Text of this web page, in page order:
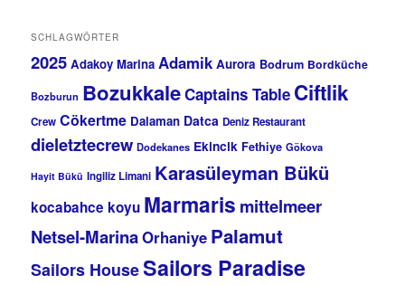
SCHLAGWÖRTER
2025 Adakoy Marina Adamik Aurora Bodrum Bordküche
Bozburun BozukkaleCaptains Table Ciftlik
Crew Cökertme Dalaman Datca Deniz Restaurant
dieletztecrew Dodekanes Ekincik Fethiye Gökova
Hayit Bükü Ingiliz Limani Karasüleyman Bükü
kocabahce koyu Marmaris mittelmeer
Netsel-MarinaOrhaniye Palamut
Sailors HouseSailors Paradise